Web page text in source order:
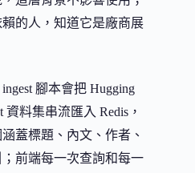
的人，知道它是廠商展
腳本會把 Hugging
資料集串流匯入 Redis，
蓋標題、內文、作者、
前端每一次查詢和每一